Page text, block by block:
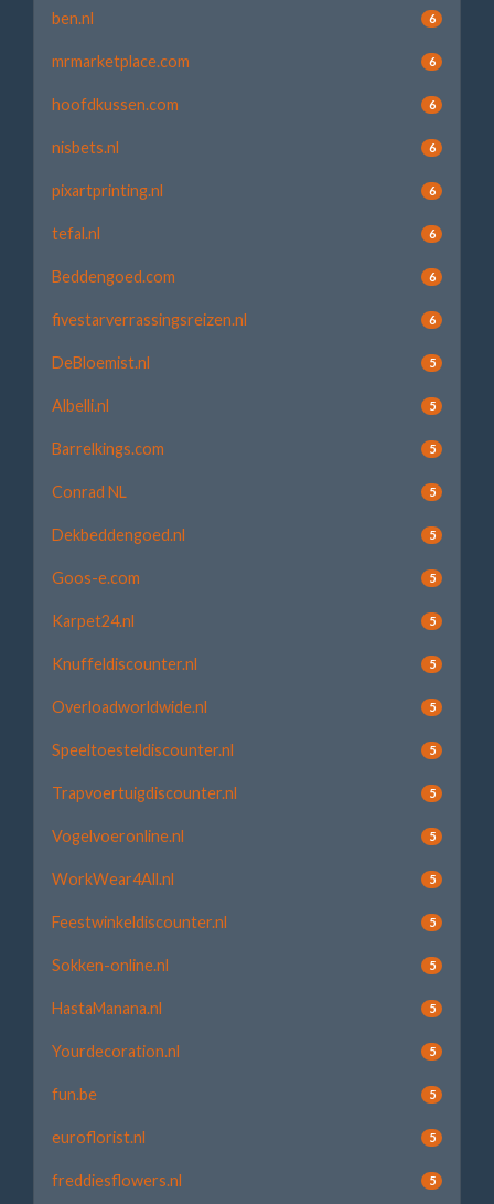
ben.nl 6
mrmarketplace.com 6
hoofdkussen.com 6
nisbets.nl 6
pixartprinting.nl 6
tefal.nl 6
Beddengoed.com 6
fivestarverrassingsreizen.nl 6
DeBloemist.nl 5
Albelli.nl 5
Barrelkings.com 5
Conrad NL 5
Dekbeddengoed.nl 5
Goos-e.com 5
Karpet24.nl 5
Knuffeldiscounter.nl 5
Overloadworldwide.nl 5
Speeltoesteldiscounter.nl 5
Trapvoertuigdiscounter.nl 5
Vogelvoeronline.nl 5
WorkWear4All.nl 5
Feestwinkeldiscounter.nl 5
Sokken-online.nl 5
HastaManana.nl 5
Yourdecoration.nl 5
fun.be 5
euroflorist.nl 5
freddiesflowers.nl 5